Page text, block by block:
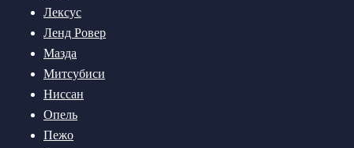
Лексус
Ленд Ровер
Мазда
Митсубиси
Ниссан
Опель
Пежо